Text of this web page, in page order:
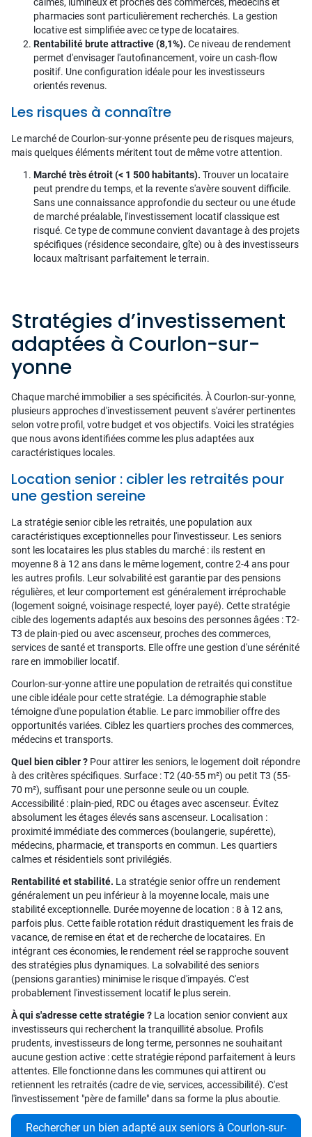
pharmacies sont particulièrement recherchés. La gestion
locative est simplifiée avec ce type de locataires.
Rentabilité brute attractive (8,1%). Ce niveau de rendement
permet d'envisager l'autofinancement, voire un cash-flow
positif. Une configuration idéale pour les investisseurs
orientés revenus.
Les risques à connaître
Le marché de Courlon-sur-yonne présente peu de risques majeurs,
mais quelques éléments méritent tout de même votre attention.
Marché très étroit (< 1 500 habitants). Trouver un locataire
peut prendre du temps, et la revente s'avère souvent difficile.
Sans une connaissance approfondie du secteur ou une étude
de marché préalable, l'investissement locatif classique est
risqué. Ce type de commune convient davantage à des projets
spécifiques (résidence secondaire, gîte) ou à des investisseurs
locaux maîtrisant parfaitement le terrain.
Stratégies d’investissement
adaptées à Courlon-sur-
yonne
Chaque marché immobilier a ses spécificités. À Courlon-sur-yonne,
plusieurs approches d'investissement peuvent s'avérer pertinentes
selon votre profil, votre budget et vos objectifs. Voici les stratégies
que nous avons identifiées comme les plus adaptées aux
caractéristiques locales.
Location senior : cibler les retraités pour
une gestion sereine
La stratégie senior cible les retraités, une population aux
caractéristiques exceptionnelles pour l'investisseur. Les seniors
sont les locataires les plus stables du marché : ils restent en
moyenne 8 à 12 ans dans le même logement, contre 2-4 ans pour
les autres profils. Leur solvabilité est garantie par des pensions
régulières, et leur comportement est généralement irréprochable
(logement soigné, voisinage respecté, loyer payé). Cette stratégie
cible des logements adaptés aux besoins des personnes âgées : T2-
T3 de plain-pied ou avec ascenseur, proches des commerces,
services de santé et transports. Elle offre une gestion d'une sérénité
rare en immobilier locatif.
Courlon-sur-yonne attire une population de retraités qui constitue
une cible idéale pour cette stratégie. La démographie stable
témoigne d'une population établie. Le parc immobilier offre des
opportunités variées. Ciblez les quartiers proches des commerces,
médecins et transports.
Quel bien cibler ? Pour attirer les seniors, le logement doit répondre
à des critères spécifiques. Surface : T2 (40-55 m²) ou petit T3 (55-
70 m²), suffisant pour une personne seule ou un couple.
Accessibilité : plain-pied, RDC ou étages avec ascenseur. Évitez
absolument les étages élevés sans ascenseur. Localisation :
proximité immédiate des commerces (boulangerie, supérette),
médecins, pharmacie, et transports en commun. Les quartiers
calmes et résidentiels sont privilégiés.
Rentabilité et stabilité. La stratégie senior offre un rendement
généralement un peu inférieur à la moyenne locale, mais une
stabilité exceptionnelle. Durée moyenne de location : 8 à 12 ans,
parfois plus. Cette faible rotation réduit drastiquement les frais de
vacance, de remise en état et de recherche de locataires. En
intégrant ces économies, le rendement réel se rapproche souvent
des stratégies plus dynamiques. La solvabilité des seniors
(pensions garanties) minimise le risque d'impayés. C'est
probablement l'investissement locatif le plus serein.
À qui s'adresse cette stratégie ? La location senior convient aux
investisseurs qui recherchent la tranquillité absolue. Profils
prudents, investisseurs de long terme, personnes ne souhaitant
aucune gestion active : cette stratégie répond parfaitement à leurs
attentes. Elle fonctionne dans les communes qui attirent ou
retiennent les retraités (cadre de vie, services, accessibilité). C'est
l'investissement "père de famille" dans sa forme la plus aboutie.
Rechercher un bien adapté aux seniors à Courlon-sur-